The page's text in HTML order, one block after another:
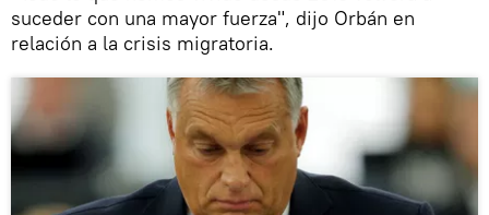
suceder con una mayor fuerza", dijo Orbán en
relación a la crisis migratoria.